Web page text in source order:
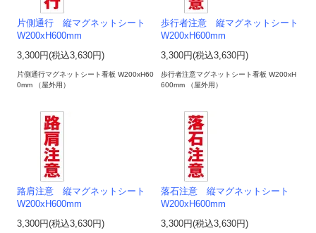
片側通行 縦マグネットシート
W200xH600mm
3,300円(税込3,630円)
片側通行マグネットシート看板 W200xH60
0mm （屋外用）
歩行者注意 縦マグネットシート
W200xH600mm
3,300円(税込3,630円)
歩行者注意マグネットシート看板 W200xH
600mm （屋外用）
路肩注意 縦マグネットシート
W200xH600mm
3,300円(税込3,630円)
落石注意 縦マグネットシート
W200xH600mm
3,300円(税込3,630円)